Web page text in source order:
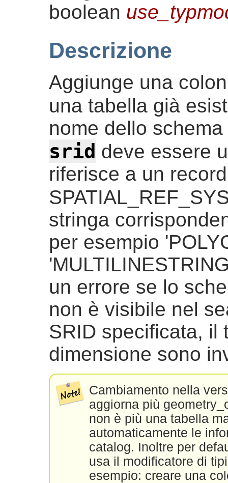
boolean
Descrizione
Aggiunge una
una tabella già
nome dello
srid deve essere
riferisce a un
stringa
per esempio
un errore se lo
non è visibile nel
SRID specificata, il
dimensione sono
Cambiamento nella
aggiorna più
non è più una tabella
automaticamente le
catalog. Inoltre per
usa il modificatore di
esempio: creare una